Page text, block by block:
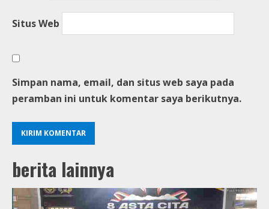
Situs Web
Simpan nama, email, dan situs web saya pada
peramban ini untuk komentar saya berikutnya.
berita lainnya